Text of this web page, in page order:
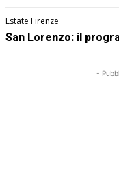
Estate Firenze
San Lorenzo: il
-